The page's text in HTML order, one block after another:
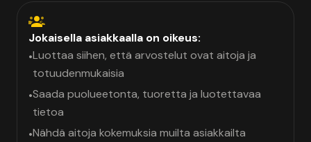
Jokaisella asiakkaalla on oikeus:
•Luottaa siihen, että arvostelut ovat aitoja ja
totuudenmukaisia
•Saada puolueetonta, tuoretta ja luotettavaa
tietoa
•Nähdä aitoja kokemuksia muilta asiakkailta